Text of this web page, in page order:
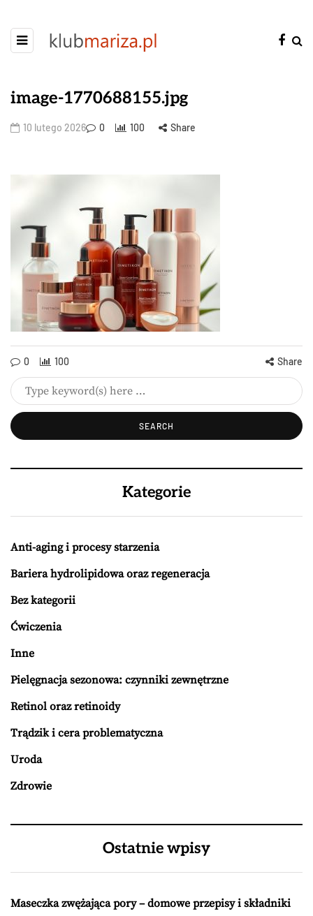
image-1770688155.jpg
10 lutego 2026 0 100 Share
0 100 Share
Kategorie
Anti-aging i procesy starzenia
Bariera hydrolipidowa oraz regeneracja
Bez kategorii
Ćwiczenia
Inne
Pielęgnacja sezonowa: czynniki zewnętrzne
Retinol oraz retinoidy
Trądzik i cera problematyczna
Uroda
Zdrowie
Ostatnie wpisy
Maseczka zwężająca pory – domowe przepisy i składniki